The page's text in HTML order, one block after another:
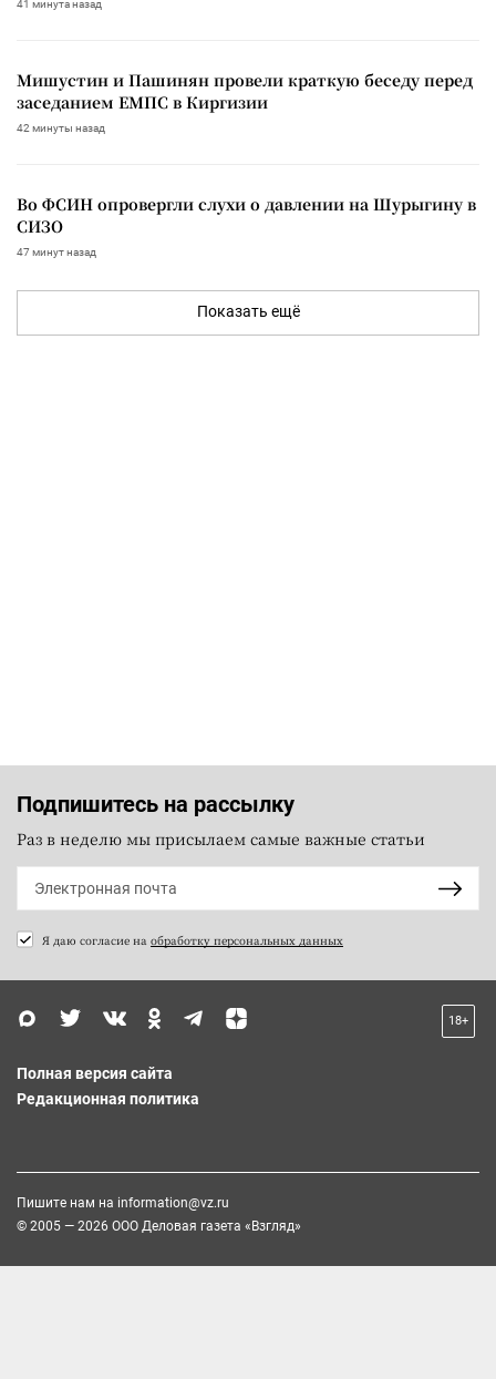
41 минута назад
Мишустин и Пашинян провели краткую беседу перед
заседанием ЕМПС в Киргизии
42 минуты назад
Во ФСИН опровергли слухи о давлении на Шурыгину в
СИЗО
47 минут назад
Показать ещё
Подпишитесь на рассылку
Раз в неделю мы присылаем самые важные статьи
Я даю согласие на обработку персональных данных
18+
Полная версия сайта
Редакционная политика
Пишите нам на information@vz.ru
© 2005 — 2026 ООО Деловая газета «Взгляд»